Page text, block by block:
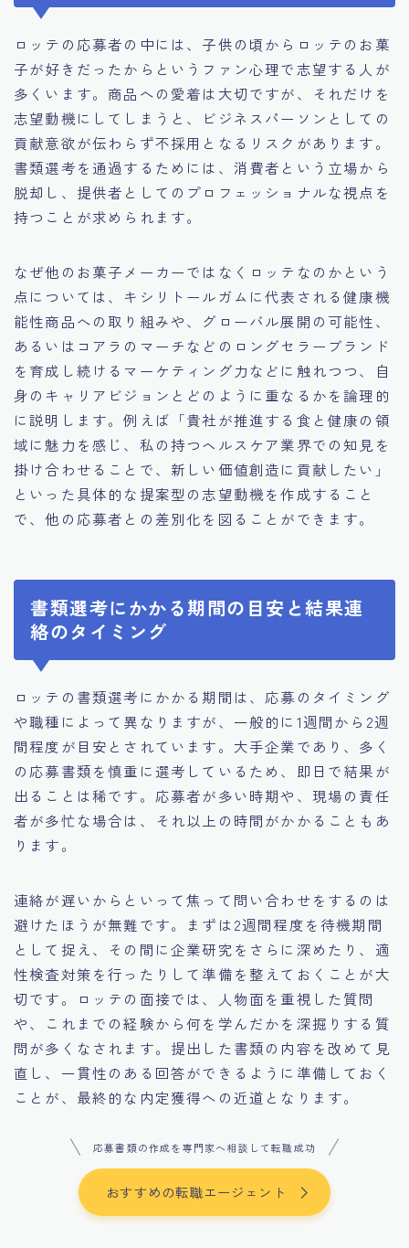
ロッテの応募者の中には、子供の頃からロッテのお菓
子が好きだったからというファン心理で志望する人が
多くいます。商品への愛着は大切ですが、それだけを
志望動機にしてしまうと、ビジネスパーソンとしての
貢献意欲が伝わらず不採用となるリスクがあります。
書類選考を通過するためには、消費者という立場から
脱却し、提供者としてのプロフェッショナルな視点を
持つことが求められます。
なぜ他のお菓子メーカーではなくロッテなのかという
点については、キシリトールガムに代表される健康機
能性商品への取り組みや、グローバル展開の可能性、
あるいはコアラのマーチなどのロングセラーブランド
を育成し続けるマーケティング力などに触れつつ、自
身のキャリアビジョンとどのように重なるかを論理的
に説明します。例えば「貴社が推進する食と健康の領
域に魅力を感じ、私の持つヘルスケア業界での知見を
掛け合わせることで、新しい価値創造に貢献したい」
といった具体的な提案型の志望動機を作成すること
で、他の応募者との差別化を図ることができます。
書類選考にかかる期間の目安と結果連
絡のタイミング
ロッテの書類選考にかかる期間は、応募のタイミング
や職種によって異なりますが、一般的に1週間から2週
間程度が目安とされています。大手企業であり、多く
の応募書類を慎重に選考しているため、即日で結果が
出ることは稀です。応募者が多い時期や、現場の責任
者が多忙な場合は、それ以上の時間がかかることもあ
ります。
連絡が遅いからといって焦って問い合わせをするのは
避けたほうが無難です。まずは2週間程度を待機期間
として捉え、その間に企業研究をさらに深めたり、適
性検査対策を行ったりして準備を整えておくことが大
切です。ロッテの面接では、人物面を重視した質問
や、これまでの経験から何を学んだかを深掘りする質
問が多くなされます。提出した書類の内容を改めて見
直し、一貫性のある回答ができるように準備しておく
ことが、最終的な内定獲得への近道となります。
応募書類の作成を専門家へ相談して転職成功
おすすめの転職エージェント